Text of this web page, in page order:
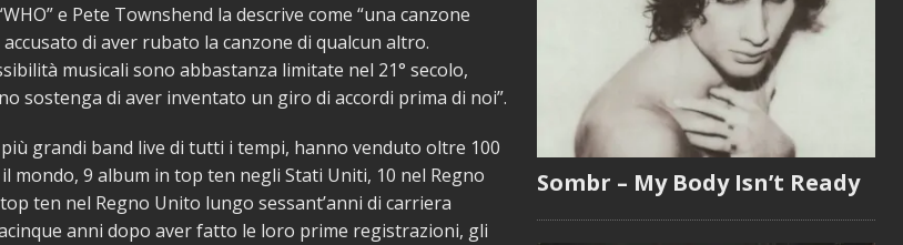
e Pete Townshend la descrive come “una canzone
di aver rubato la canzone di qualcun altro.
musicali sono abbastanza limitate nel 21° secolo,
sostenga di aver inventato un giro di accordi prima di noi”.
grandi band live di tutti i tempi, hanno venduto oltre 100
mondo, 9 album in top ten negli Stati Uniti, 10 nel Regno
ten nel Regno Unito lungo sessant’anni di carriera
anni dopo aver fatto le loro prime registrazioni, gli
Sombr – My Body Isn’t Ready